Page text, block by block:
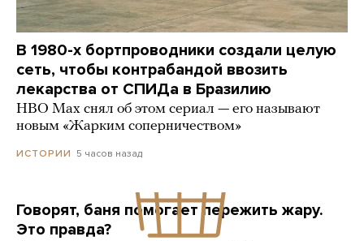
В 1980-х бортпроводники создали целую
сеть, чтобы контрабандой ввозить
лекарства от СПИДа в Бразилию
HBO Max снял об этом сериал — его называют
новым «Жарким соперничеством»
ИСТОРИИ 5 часов назад
Говорят, баня помогает пережить жару.
Это правда?